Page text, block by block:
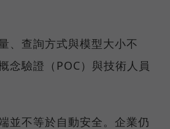
、查詢方式與模型大小不
念驗證（POC）與技術人員
並不等於自動安全。企業仍